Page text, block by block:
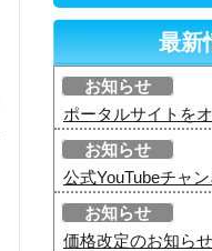
最新
お知らせ
ポータルサイトを
お知らせ
公式YouTubeチャ
お知らせ
価格改定のお知らせ